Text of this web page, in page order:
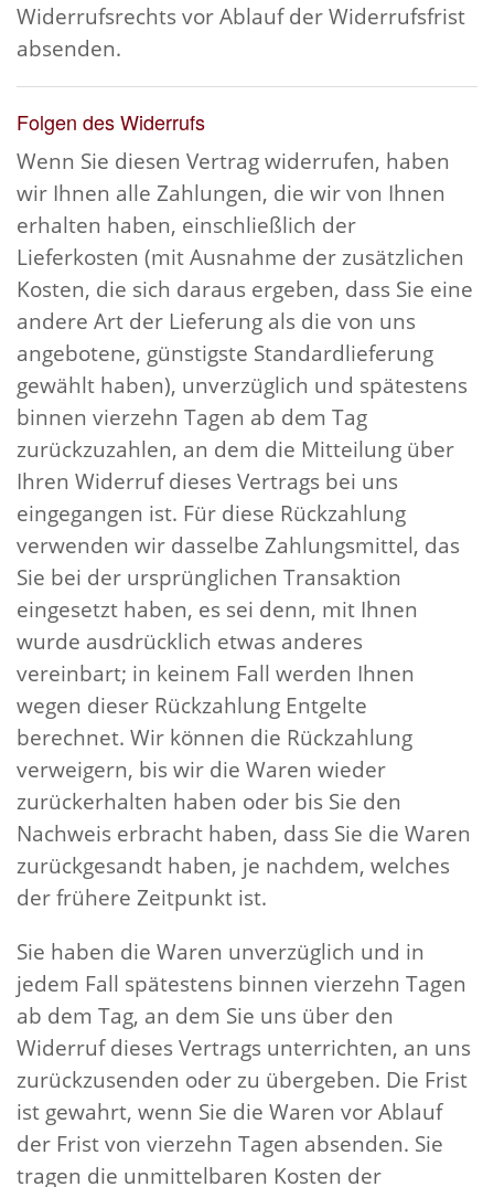
Widerrufsrechts vor Ablauf der Widerrufsfrist
absenden.
Folgen des Widerrufs
Wenn Sie diesen Vertrag widerrufen, haben
wir Ihnen alle Zahlungen, die wir von Ihnen
erhalten haben, einschließlich der
Lieferkosten (mit Ausnahme der zusätzlichen
Kosten, die sich daraus ergeben, dass Sie eine
andere Art der Lieferung als die von uns
angebotene, günstigste Standardlieferung
gewählt haben), unverzüglich und spätestens
binnen vierzehn Tagen ab dem Tag
zurückzuzahlen, an dem die Mitteilung über
Ihren Widerruf dieses Vertrags bei uns
eingegangen ist. Für diese Rückzahlung
verwenden wir dasselbe Zahlungsmittel, das
Sie bei der ursprünglichen Transaktion
eingesetzt haben, es sei denn, mit Ihnen
wurde ausdrücklich etwas anderes
vereinbart; in keinem Fall werden Ihnen
wegen dieser Rückzahlung Entgelte
berechnet. Wir können die Rückzahlung
verweigern, bis wir die Waren wieder
zurückerhalten haben oder bis Sie den
Nachweis erbracht haben, dass Sie die Waren
zurückgesandt haben, je nachdem, welches
der frühere Zeitpunkt ist.
Sie haben die Waren unverzüglich und in
jedem Fall spätestens binnen vierzehn Tagen
ab dem Tag, an dem Sie uns über den
Widerruf dieses Vertrags unterrichten, an uns
zurückzusenden oder zu übergeben. Die Frist
ist gewahrt, wenn Sie die Waren vor Ablauf
der Frist von vierzehn Tagen absenden. Sie
tragen die unmittelbaren Kosten der